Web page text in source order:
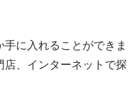
に入れることができま
、インターネットで探